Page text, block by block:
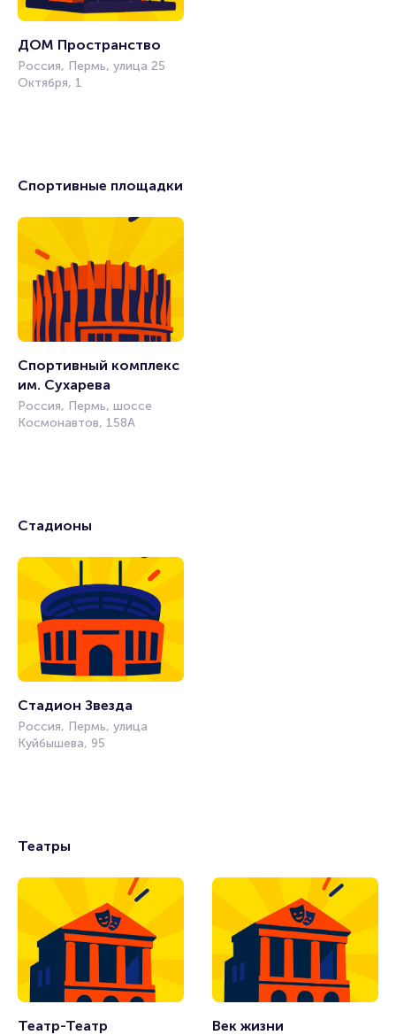
ДОМ Пространство
Россия, Пермь, улица 25
Октября, 1
Спортивные площадки
Спортивный комплекс
им. Сухарева
Россия, Пермь, шоссе
Космонавтов, 158А
Стадионы
Стадион Звезда
Россия, Пермь, улица
Куйбышева, 95
Театры
Театр-Театр Век жизни